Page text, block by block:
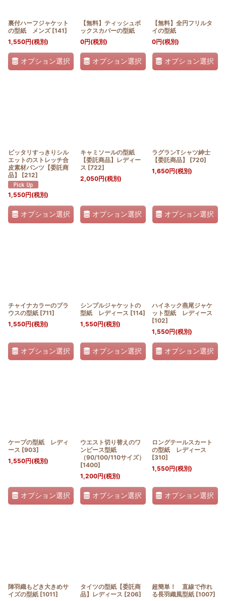
裏付ハーフジャケット
の型紙 メンズ [141]
1,550円(税別)
オプション選択
【無料】ティッシュボ
ックスカバーの型紙
0円(税別)
オプション選択
【無料】全円フリルタ
イの型紙
0円(税別)
オプション選択
ピッタリすっきりシル
エットのストレッチ合
皮素材パンツ【委託商
品】
[212]
1,550円(税別)
オプション選択
キャミソールの型紙
【委託商品】レディー
ス [722]
2,050円(税別)
オプション選択
ラグランTシャツ紳士
【委託商品】
[720]
1,650円(税別)
オプション選択
チャイナカラーのブラ
ウスの型紙 [711]
1,550円(税別)
オプション選択
シンプルジャケットの
型紙 レディース [114]
1,550円(税別)
オプション選択
ハイネック燕尾ジャケ
ット型紙 レディース
[102]
1,550円(税別)
オプション選択
ケープの型紙 レディ
ース [903]
1,550円(税別)
オプション選択
ウエスト切り替えのワ
ンピース型紙
（90/100/110サイズ）
[1400]
1,200円(税別)
オプション選択
ロングテールスカート
の型紙 レディース
[310]
1,550円(税別)
オプション選択
陣羽織もどき大きめサ
イズの型紙 [1011]
タイツの型紙【委託商
品】レディース [206]
超簡単！ 直線で作れ
る長羽織風型紙 [1007]